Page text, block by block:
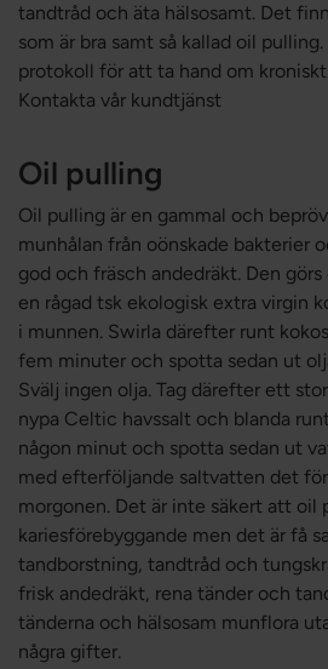
tandtråd och äta hälsosamt. Det
som är bra samt så kallad oil
protokoll för att ta hand om
Kontakta vår kundtjänst
Oil pulling
Oil pulling är en gammal och
munhålan från oönskade bakterier
god och fräsch andedräkt. Den
en rågad tsk ekologisk extra virgin
i munnen. Swirla därefter runt
fem minuter och spotta sedan ut
Svälj ingen olja. Tag därefter ett
nypa Celtic havssalt och blanda
någon minut och spotta sedan ut
med efterföljande saltvatten det
morgonen. Det är inte säkert att oil
kariesförebyggande men det är få
tandborstning, tandtråd och
frisk andedräkt, rena tänder och
tänderna och hälsosam munflora
några gifter.